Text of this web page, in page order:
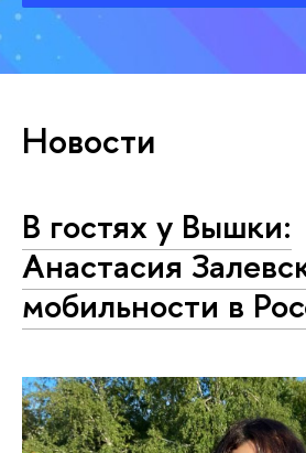
Новости
В гостях у Вышки:
Анастасия
мобильности в